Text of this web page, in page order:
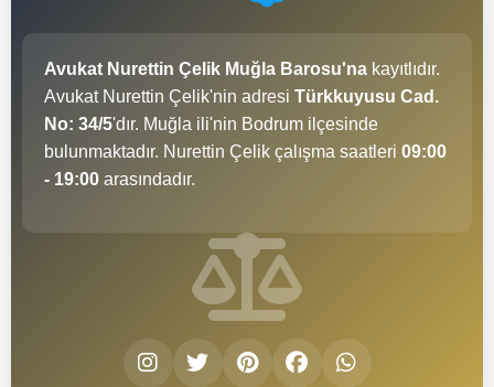
Avukat Nurettin Çelik Muğla Barosu'na kayıtlıdır.
Avukat Nurettin Çelik'nin adresi Türkkuyusu Cad.
No: 34/5'dır. Muğla ili'nin Bodrum ilçesinde
bulunmaktadır. Nurettin Çelik çalışma saatleri 09:00
- 19:00 arasındadır.